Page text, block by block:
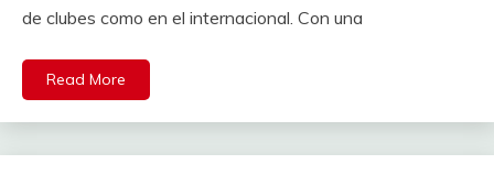
de clubes como en el internacional. Con una
Read More